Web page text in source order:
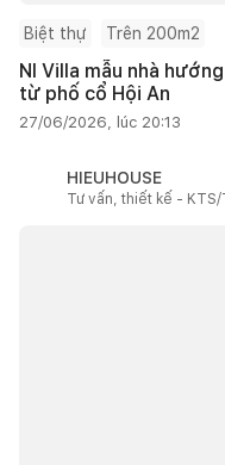
Biệt thự Trên 200m2
NI Villa mẫu nhà
từ phố cổ Hội An
27/06/2026, lúc 20:13
HIEUHOUSE
Tư vấn, thiết kế -